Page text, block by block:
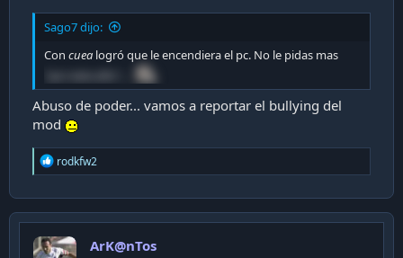
Sago7 dijo:
Con cuea logró que le encendiera el pc. No le pidas mas
Abuso de poder... vamos a reportar el bullying del
mod
R
e
c
t
o
rodkfw2
ArK@nTos